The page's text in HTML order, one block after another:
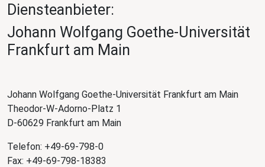
Diensteanbieter:
Johann Wolfgang Goethe-Universität
Frankfurt am Main
Johann Wolfgang Goethe-Universität Frankfurt am Main
Theodor-W-Adorno-Platz 1
D-60629 Frankfurt am Main
Telefon: +49-69-798-0
Fax: +49-69-798-18383